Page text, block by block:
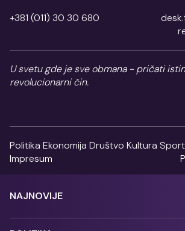
+381 (011) 30 30 680
U svetu gde je sve obmana - pričati
revolucionarni čin.
Politika Ekonomija Društvo Kultura Sport
Impresum
NAJNOVIJE